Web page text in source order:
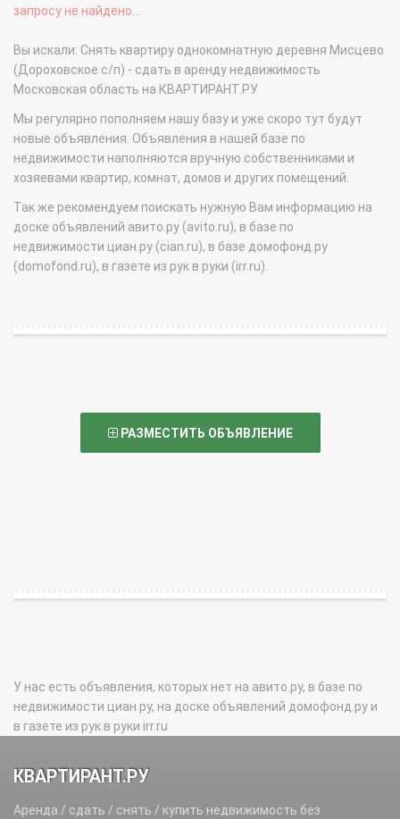
запросу не найдено...
Вы искали: Снять квартиру однокомнатную деревня Мисцево
(Дороховское с/п) - сдать в аренду недвижимость
Московская область на КВАРТИРАНТ.РУ
Мы регулярно пополняем нашу базу и уже скоро тут будут
новые объявления. Объявления в нашей базе по
недвижимости наполняются вручную собственниками и
хозяевами квартир, комнат, домов и других помещений.
Так же рекомендуем поискать нужную Вам информацию на
доске объявлений авито.ру (avito.ru), в базе по
недвижимости циан.ру (cian.ru), в базе домофонд.ру
(domofond.ru), в газете из рук в руки (irr.ru).
РАЗМЕСТИТЬ ОБЪЯВЛЕНИЕ
У нас есть объявления, которых нет на авито.ру, в базе по
недвижимости циан.ру, на доске объявлений домофонд.ру и
в газете из рук в руки irr.ru
КВАРТИРАНТ.РУ
Аренда / сдать / снять / купить недвижимость без